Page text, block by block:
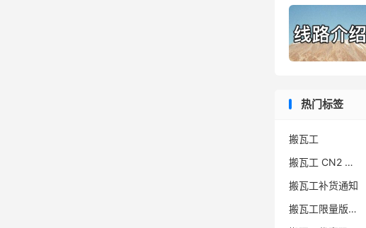
热门标签
搬瓦工
搬瓦工 CN2 GIA
搬瓦工补货通知
搬瓦工限量版补货